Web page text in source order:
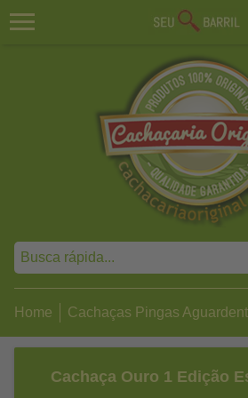
Home Cachaças Pingas
Cachaça Ouro 1 Edição